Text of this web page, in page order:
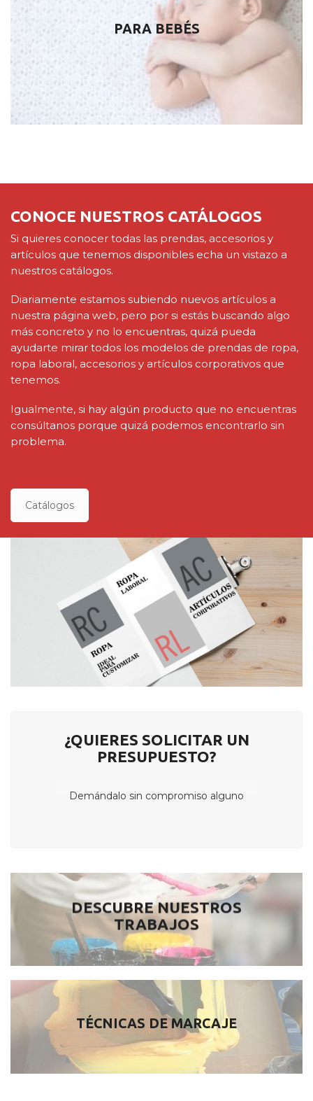
PARA BEBÉS
CONOCE NUESTROS CATÁLOGOS
Si quieres conocer todas las prendas, accesorios y
artículos que tenemos disponibles echa un vistazo a
nuestros catálogos.
Diariamente estamos subiendo nuevos artículos a
nuestra página web, pero por si estás buscando algo
más concreto y no lo encuentras, quizá pueda
ayudarte mirar todos los modelos de prendas de ropa,
ropa laboral, accesorios y artículos corporativos que
tenemos.
Igualmente, si hay algún producto que no encuentras
consúltanos porque quizá podemos encontrarlo sin
problema.
Catálogos
¿QUIERES SOLICITAR UN
PRESUPUESTO?
Demándalo sin compromiso alguno
DESCUBRE NUESTROS
TRABAJOS
TÉCNICAS DE MARCAJE